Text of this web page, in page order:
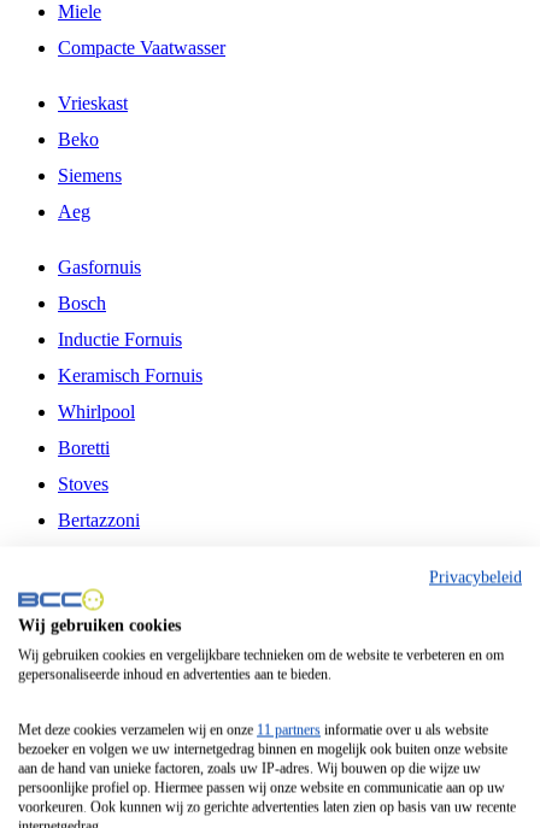
Miele
Compacte Vaatwasser
Vrieskast
Beko
Siemens
Aeg
Gasfornuis
Bosch
Inductie Fornuis
Keramisch Fornuis
Whirlpool
Boretti
Stoves
Bertazzoni
Fitelli
Airfryer
Frituurpan
Contactgrill
Broodbakmachine
Broodrooster
Privacybeleid
Wij gebruiken cookies
Wij gebruiken cookies en vergelijkbare technieken om de website te verbeteren en om
gepersonaliseerde inhoud en advertenties aan te bieden.
Met deze cookies verzamelen wij en onze 11 partners informatie over u als website
bezoeker en volgen we uw internetgedrag binnen en mogelijk ook buiten onze website
aan de hand van unieke factoren, zoals uw IP-adres. Wij bouwen op die wijze uw
persoonlijke profiel op. Hiermee passen wij onze website en communicatie aan op uw
voorkeuren. Ook kunnen wij zo gerichte advertenties laten zien op basis van uw recente